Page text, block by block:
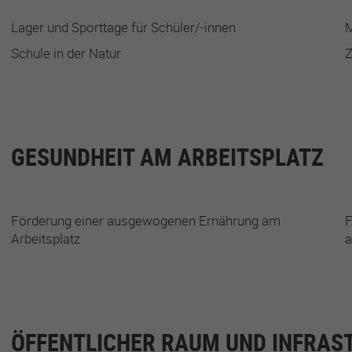
Lager und Sporttage für Schüler/-innen
Schule in der Natur
GESUNDHEIT AM ARBEITSPLATZ
Förderung einer ausgewogenen Ernährung am
Arbeitsplatz
ÖFFENTLICHER RAUM UND